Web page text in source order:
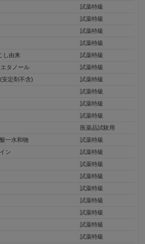
試薬特級
試薬特級
試薬特級
試薬特級
し由来
試薬特級
タノール
試薬特級
安定剤不含)
試薬特級
試薬特級
試薬特級
試薬特級
医薬品試験用
一水和物
試薬特級
ン
試薬特級
試薬特級
試薬特級
試薬特級
試薬特級
試薬特級
試薬特級
試薬特級